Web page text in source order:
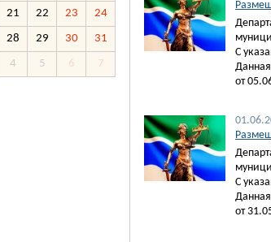
С
от
С
от
21 22 23 24
28 29 30 31
4 5 6 7